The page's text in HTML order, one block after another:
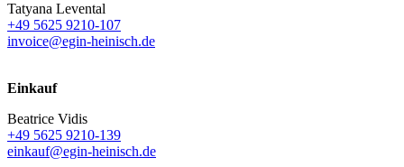
Tatyana Levental
+49 5625 9210-107
invoice@egin-heinisch.de
Einkauf
Beatrice Vidis
+49 5625 9210-139
einkauf@egin-heinisch.de